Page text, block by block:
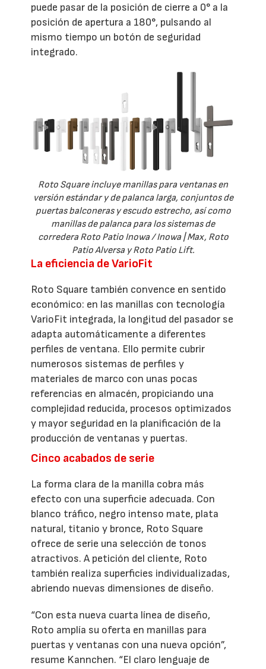
puede pasar de la posición de cierre a 0° a la
posición de apertura a 180°, pulsando al
mismo tiempo un botón de seguridad
integrado.
Roto Square incluye manillas para ventanas en
versión estándar y de palanca larga, conjuntos de
puertas balconeras y escudo estrecho, así como
manillas de palanca para los sistemas de
corredera Roto Patio Inowa / Inowa | Max, Roto
Patio Alversa y Roto Patio Lift.
La eficiencia de VarioFit
Roto Square también convence en sentido
económico: en las manillas con tecnología
VarioFit integrada, la longitud del pasador se
adapta automáticamente a diferentes
perfiles de ventana. Ello permite cubrir
numerosos sistemas de perfiles y
materiales de marco con unas pocas
referencias en almacén, propiciando una
complejidad reducida, procesos optimizados
y mayor seguridad en la planificación de la
producción de ventanas y puertas.
Cinco acabados de serie
La forma clara de la manilla cobra más
efecto con una superficie adecuada. Con
blanco tráfico, negro intenso mate, plata
natural, titanio y bronce, Roto Square
ofrece de serie una selección de tonos
atractivos. A petición del cliente, Roto
también realiza superficies individualizadas,
abriendo nuevas dimensiones de diseño.
“Con esta nueva cuarta línea de diseño,
Roto amplía su oferta en manillas para
puertas y ventanas con una nueva opción”,
resume Kannchen. “El claro lenguaje de